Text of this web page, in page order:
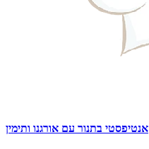
אנטיפסטי בתנור עם אורגנו ותימין